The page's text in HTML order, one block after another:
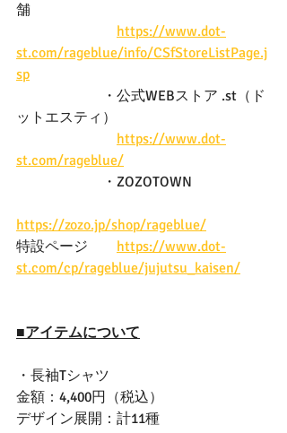
舗
https://www.dot-
st.com/rageblue/info/CSfStoreListPage.j
sp
・公式WEBストア .st（ド
ットエスティ）
https://www.dot-
st.com/rageblue/
・ZOZOTOWN
https://zozo.jp/shop/rageblue/
特設ページ https://www.dot-
st.com/cp/rageblue/jujutsu_kaisen/
■アイテムについて
・長袖Tシャツ
金額：4,400円（税込）
デザイン展開：計11種